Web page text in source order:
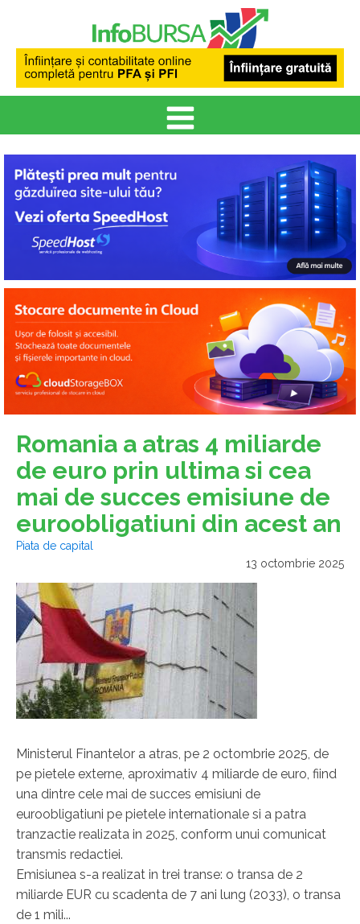
Romania a atras 4 miliarde
de euro prin ultima si cea
mai de succes emisiune de
euroobligatiuni din acest an
Piata de capital
13 octombrie 2025
Ministerul Finantelor a atras, pe 2 octombrie 2025, de
pe pietele externe, aproximativ 4 miliarde de euro, fiind
una dintre cele mai de succes emisiuni de
euroobligatiuni pe pietele internationale si a patra
tranzactie realizata in 2025, conform unui comunicat
transmis redactiei.
Emisiunea s-a realizat in trei transe: o transa de 2
miliarde EUR cu scadenta de 7 ani lung (2033), o transa
de 1 mili...